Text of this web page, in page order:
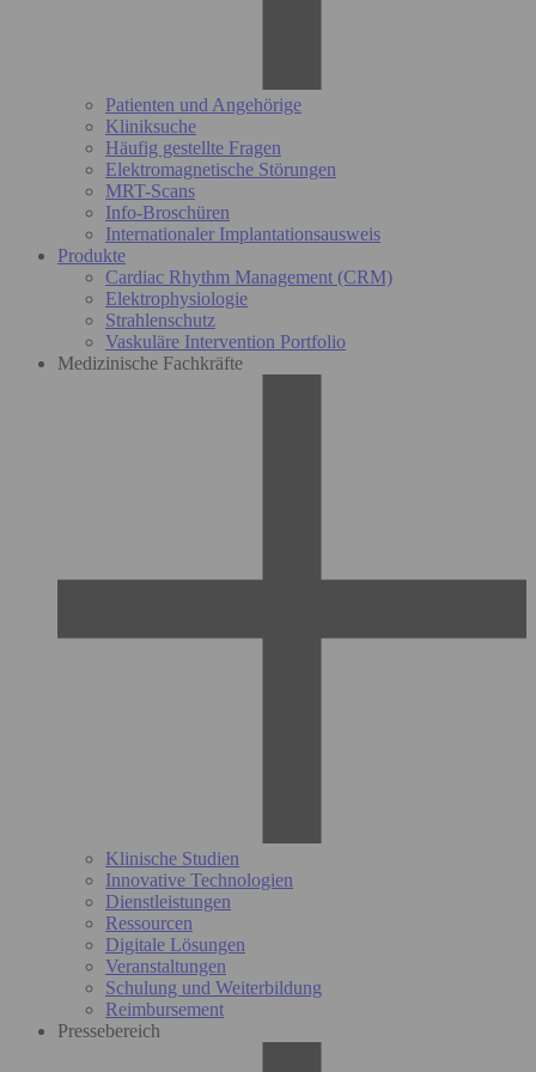
Patienten und Angehörige
Kliniksuche
Häufig gestellte Fragen
Elektromagnetische Störungen
MRT-Scans
Info-Broschüren
Internationaler Implantationsausweis
Produkte
Cardiac Rhythm Management (CRM)
Elektrophysiologie
Strahlenschutz
Vaskuläre Intervention Portfolio
Medizinische Fachkräfte
Klinische Studien
Innovative Technologien
Dienstleistungen
Ressourcen
Digitale Lösungen
Veranstaltungen
Schulung und Weiterbildung
Reimbursement
Pressebereich